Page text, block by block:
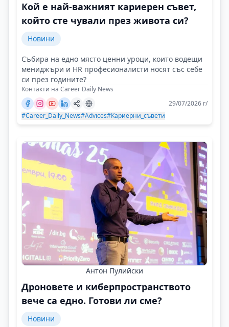
Кой е най-важният кариерен съвет,
който сте чували през живота си?
Новини
Събира на едно място ценни уроци, които водещи
мениджъри и HR професионалисти носят със себе
си през годините?
Контакти на Career Daily News
29/07/2026 г/
#Career_Daily_News#Advices#Кариерни_съвети
Антон Пулийски
Дроновете и киберпространството
вече са едно. Готови ли сме?
Новини